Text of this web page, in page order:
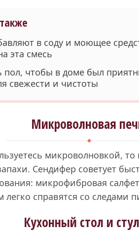
в соду и моющее
эта смесь
чтобы в доме был
свежести и чистоты
Микроволновая
микроволновкой, то
Сендифер советует
микрофибровая
легко справятся со следами
Кухонный стол и